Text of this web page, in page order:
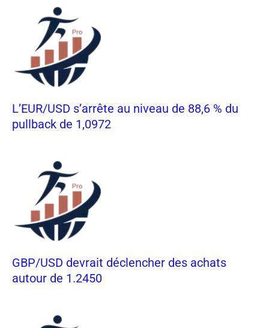
L’EUR/USD s’arrête au niveau de 88,6 % du
pullback de 1,0972
GBP/USD devrait déclencher des achats
autour de 1.2450